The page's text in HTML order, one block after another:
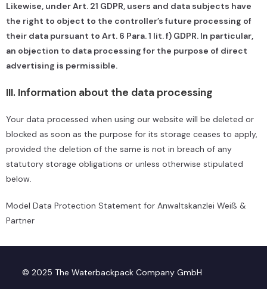
Likewise, under Art. 21 GDPR, users and data subjects have
the right to object to the controller’s future processing of
their data pursuant to Art. 6 Para. 1 lit. f) GDPR. In particular,
an objection to data processing for the purpose of direct
advertising is permissible.
III. Information about the data processing
Your data processed when using our website will be deleted or
blocked as soon as the purpose for its storage ceases to apply,
provided the deletion of the same is not in breach of any
statutory storage obligations or unless otherwise stipulated
below.
Model Data Protection Statement for Anwaltskanzlei Weiß &
Partner
© 2025 The Waterbackpack Company GmbH